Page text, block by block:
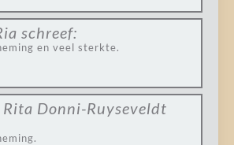
schreef:
en veel sterkte.
Donni-Ruyseveldt